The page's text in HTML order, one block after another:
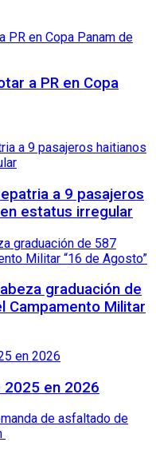
a PR en Copa
a 9 pasajeros
estatus irregular
graduación de
Campamento Militar
2025 en 2026